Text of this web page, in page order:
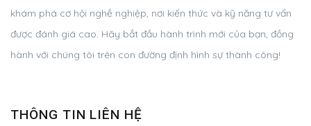
khám phá cơ hội nghề nghiệp, nơi kiến thức và kỹ năng tư vấn
được đánh giá cao. Hãy bắt đầu hành trình mới của bạn, đồng
hành với chúng tôi trên con đường định hình sự thành công!
THÔNG TIN LIÊN HỆ